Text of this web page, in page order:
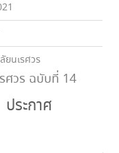
นเรศวร
ศวร ฉบับที่ 14
ประกาศ